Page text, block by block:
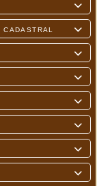







